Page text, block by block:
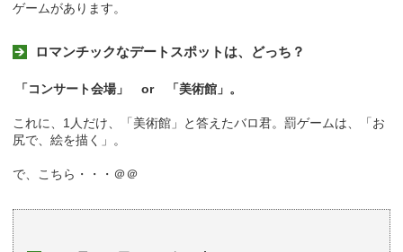
ゲームがあります。
ロマンチックなデートスポットは、どっち？
「コンサート会場」 or 「美術館」。
これに、1人だけ、「美術館」と答えたバロ君。罰ゲームは、「お
尻で、絵を描く」。
で、こちら・・・＠＠